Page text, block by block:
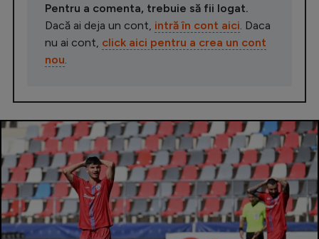
Pentru a comenta, trebuie să fii logat.
Dacă ai deja un cont, intră în cont aici . Daca
nu ai cont, click aici pentru a crea un cont
nou